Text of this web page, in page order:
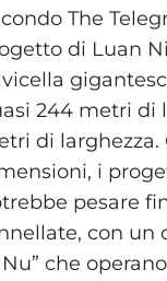
The
di Luan
244 metri di
di larghezza.
i
pesare
con un
che